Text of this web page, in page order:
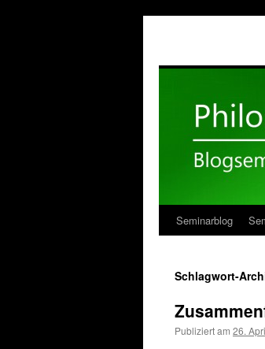
Zum
springen
Seminarblog
Schlagwort-
Publiziert am 26.